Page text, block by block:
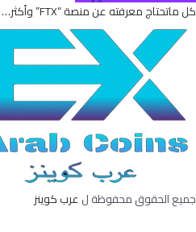
كل ماتحتاج معرفته عن منصة “FTX” وأكثر…
جميع الحقوق محفوظة لعرب كوينز